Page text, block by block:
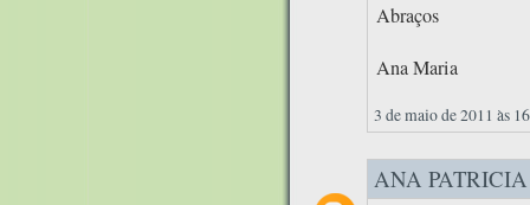
Abraços
Ana Maria
3 de maio de 2011 às
ANA PATRICIA